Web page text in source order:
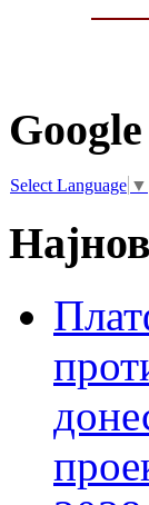
Select Language ▼